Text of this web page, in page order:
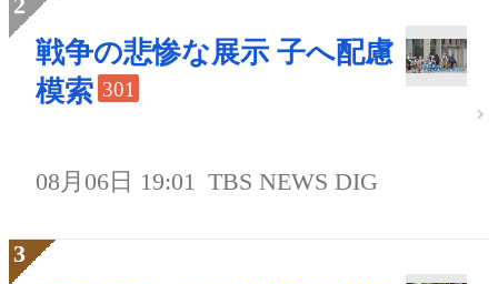
戦争の悲惨な展示 子へ配慮
模索 301
08月06日 19:01 TBS NEWS DIG